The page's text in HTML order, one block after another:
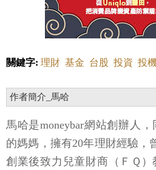
關鍵字: 理財 基金 台股 投資 投
作者簡介_馬哈
馬哈是moneybar網站創辦人
的媽媽，擁有20年理財經驗，
創業後致力兒童財商（ＦＱ